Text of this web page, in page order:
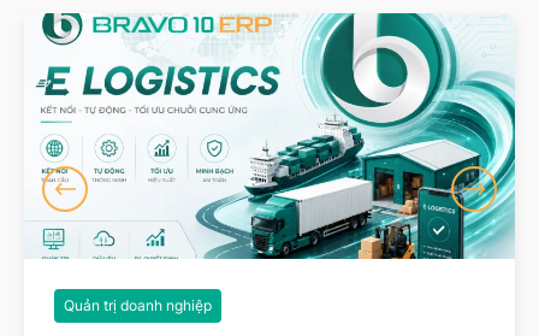
Quản trị doanh nghiệp